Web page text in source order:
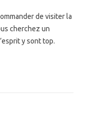
de visiter la
cherchez un
y sont top.